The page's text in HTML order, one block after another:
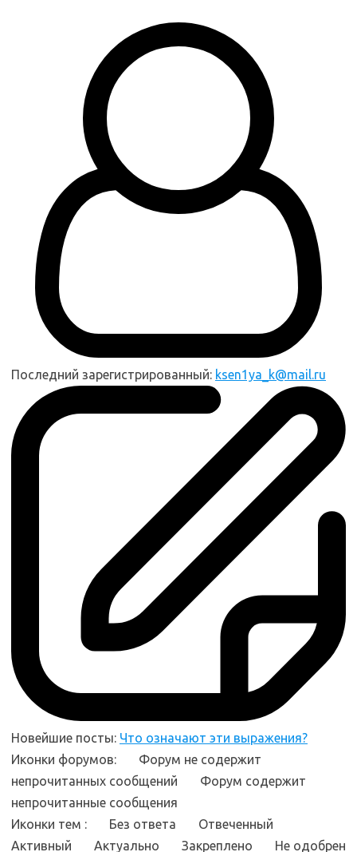
Последний зарегистрированный: ksen1ya_k@mail.ru
Новейшие посты: Что означают эти выражения?
Иконки форумов:
Форум не содержит
непрочитанных сообщений
Форум содержит
непрочитанные сообщения
Иконки тем :
Без ответа
Отвеченный
Активный
Актуально Закреплено
Не одобрен